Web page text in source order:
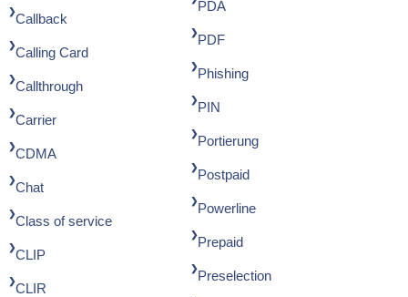
Callback
Calling Card
Callthrough
Carrier
CDMA
Chat
Class of service
CLIP
CLIR
PDA
PDF
Phishing
PIN
Portierung
Postpaid
Powerline
Prepaid
Preselection